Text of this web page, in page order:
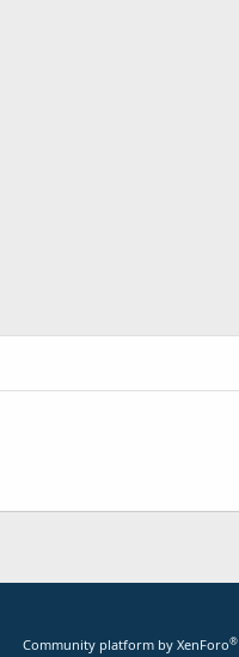
Community platform by XenForo®